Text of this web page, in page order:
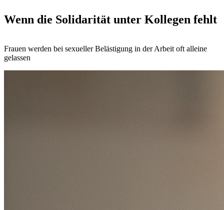
Wenn die Solidarität unter Kollegen fehlt
Frauen werden bei sexueller Belästigung in der Arbeit oft alleine
gelassen